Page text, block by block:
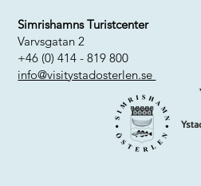
Simrishamns Turistcenter
Varvsgatan 2
+46 (0) 414 - 819 800
info@visitystadosterlen.se